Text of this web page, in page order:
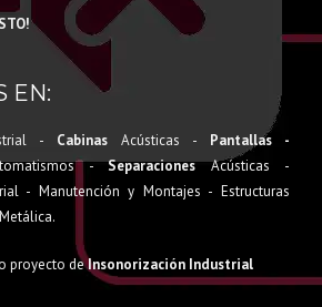
EN:
- Cabinas Acústicas - Pantallas -
-SeparacionesAcústicas -
- Manutención y Montajes - Estructuras
proyecto deInsonorización Industrial